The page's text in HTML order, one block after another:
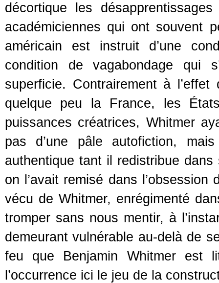
décortique les
académiciennes qui ont souvent
américain est instruit d’une
condition de vagabondage qui
superficie. Contrairement à
quelque peu la France, les
puissances créatrices, Whitmer
pas d’une pâle autofiction,
authentique tant il redistribue
on l’avait remisé dans
vécu de Whitmer, enrégimenté
tromper sans nous mentir, à
demeurant vulnérable au-delà de
feu que Benjamin Whitmer est
l’occurrence ici le jeu de la